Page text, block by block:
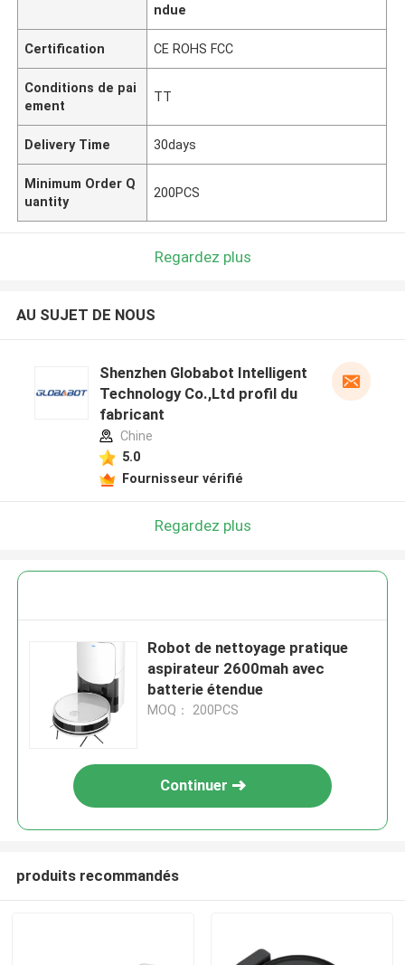
ndue
Certification CE ROHS FCC
Conditions de pai
ement
TT
Delivery Time 30days
Minimum Order Q
uantity
200PCS
Regardez plus
AU SUJET DE NOUS
Shenzhen Globabot Intelligent
Technology Co.,Ltd profil du
fabricant
Chine
5.0
Fournisseur vérifié
Regardez plus
Robot de nettoyage pratique
aspirateur 2600mah avec
batterie étendue
MOQ： 200PCS
Continuer
produits recommandés